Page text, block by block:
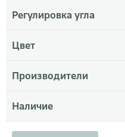
Регулировка угла
Цвет
Производители
Наличие